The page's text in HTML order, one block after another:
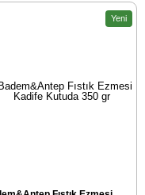
Yeni